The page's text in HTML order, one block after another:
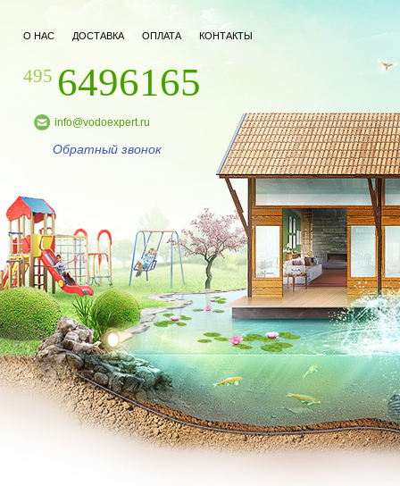
О НАС ДОСТАВКА ОПЛАТА КОНТАКТЫ
495 6496165
info@vodoexpert.ru
Обратный звонок